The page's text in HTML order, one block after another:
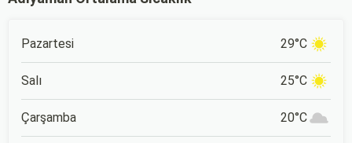
Pazartesi 29°C
Salı 25°C
Çarşamba 20°C